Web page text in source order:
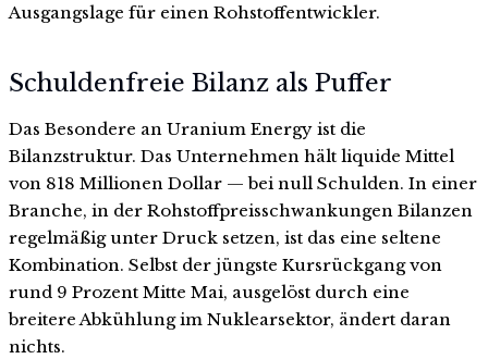
Ausgangslage für einen Rohstoffentwickler.
Schuldenfreie Bilanz als Puffer
Das Besondere an Uranium Energy ist die
Bilanzstruktur. Das Unternehmen hält liquide Mittel
von 818 Millionen Dollar — bei null Schulden. In einer
Branche, in der Rohstoffpreisschwankungen Bilanzen
regelmäßig unter Druck setzen, ist das eine seltene
Kombination. Selbst der jüngste Kursrückgang von
rund 9 Prozent Mitte Mai, ausgelöst durch eine
breitere Abkühlung im Nuklearsektor, ändert daran
nichts.